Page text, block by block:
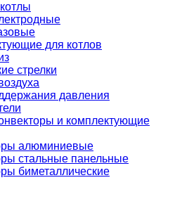
для котлов
стрелки
давления
и комплектующие
алюминиевые
стальные панельные
биметаллические